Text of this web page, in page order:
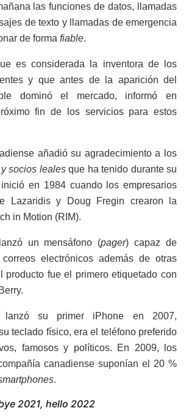
las funciones de datos, llamadas
de texto y llamadas de emergencia
de forma fiable.
es considerada la inventora de los
y que antes de la aparición del
dominó el mercado, informó en
fin de los servicios para estos
añadió su agradecimiento a los
socios lealesque ha tenido durante su
en 1984 cuando los empresarios
Lazaridis y Doug Fregin crearon la
in Motion (RIM).
un mensáfono (pager) capaz de
electrónicos además de otras
producto fue el primero etiquetado con
lanzó su primer iPhone en 2007,
teclado físico, era el teléfono preferido
famosos y políticos. En 2009, los
canadiense suponían el 20 %
.
2021, hello 2022